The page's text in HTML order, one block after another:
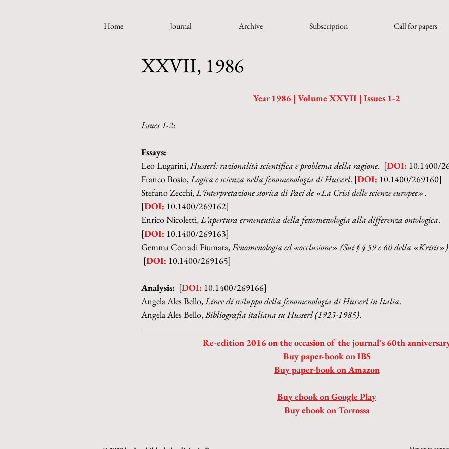
Home Journal Archive Subscription Call for papers
XXVII, 1986
Year 1986 | Volume XXVII | Issues 1-2
Issues 1-2:
Essays:
Leo Lugarini, Husserl: razionalità scientifica e problema della ragione.  [DOI: 10.1400/
Franco Bosio, Logica e scienza nella fenomenologia di Husserl. [DOI: 10.1400/269160]
Stefano Zecchi, L’interpretazione storica di Paci de «La Crisi delle scienze europee».
[DOI: 10.1400/269162]
Enrico Nicoletti, L’apertura ermeneutica della fenomenologia alla differenza ontologica.
[DOI: 10.1400/269163]
Gemma Corradi Fiumara, Fenomenologia ed «occlusione» (Sui § § 59 e 60 della «Krisis»)
[DOI: 10.1400/269165]
Analysis: [DOI: 10.1400/269166]
Angela Ales Bello, Linee di sviluppo della fenomenologia di Husserl in Italia.
Angela Ales Bello, Bibliografia italiana su Husserl (1923-1985).
Re-edition 2016 on the occasion of the journal's 60th
Buy paper-book on IBS
Buy paper-book on Amazon
Buy ebook on Google Play
Buy ebook on Torrossa